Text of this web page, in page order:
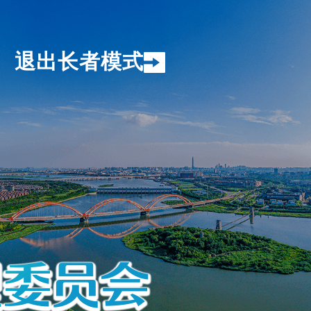
退出长者模式